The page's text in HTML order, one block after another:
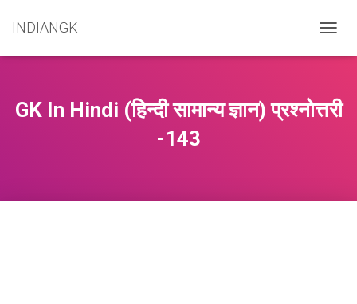
INDIANGK
O
E
GK In Hindi (हिन्दी सामान्य ज्ञान) प्रश्नोत्तरी
-143